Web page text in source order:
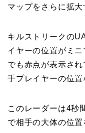
マップをさらに拡大
キルストリークの
イヤーの位置がミ
でも赤点が表示さ
手プレイヤーの位置
このレーダーは4秒
で相手の大体の位